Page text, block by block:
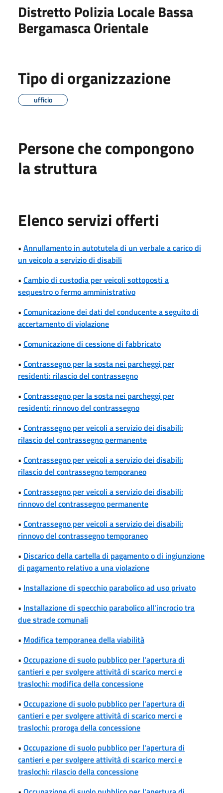
Distretto Polizia Locale Bassa
Bergamasca Orientale
Tipo di organizzazione
ufficio
Persone che compongono
la struttura
Elenco servizi offerti
• Annullamento in autotutela di un verbale a carico di
un veicolo a servizio di disabili
• Cambio di custodia per veicoli sottoposti a
sequestro o fermo amministrativo
• Comunicazione dei dati del conducente a seguito di
accertamento di violazione
• Comunicazione di cessione di fabbricato
• Contrassegno per la sosta nei parcheggi per
residenti: rilascio del contrassegno
• Contrassegno per la sosta nei parcheggi per
residenti: rinnovo del contrassegno
• Contrassegno per veicoli a servizio dei disabili:
rilascio del contrassegno permanente
• Contrassegno per veicoli a servizio dei disabili:
rilascio del contrassegno temporaneo
• Contrassegno per veicoli a servizio dei disabili:
rinnovo del contrassegno permanente
• Contrassegno per veicoli a servizio dei disabili:
rinnovo del contrassegno temporaneo
• Discarico della cartella di pagamento o di ingiunzione
di pagamento relativo a una violazione
• Installazione di specchio parabolico ad uso privato
• Installazione di specchio parabolico all'incrocio tra
due strade comunali
• Modifica temporanea della viabilità
• Occupazione di suolo pubblico per l'apertura di
cantieri e per svolgere attività di scarico merci e
traslochi: modifica della concessione
• Occupazione di suolo pubblico per l'apertura di
cantieri e per svolgere attività di scarico merci e
traslochi: proroga della concessione
• Occupazione di suolo pubblico per l'apertura di
cantieri e per svolgere attività di scarico merci e
traslochi: rilascio della concessione